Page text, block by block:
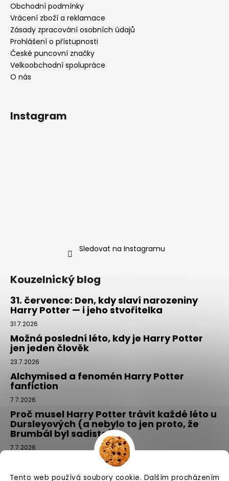
Tento web používá soubory cookie. Dalším procházením
Obchodní podmínky
Vrácení zboží a reklamace
Zásady zpracování osobních údajů
Prohlášení o přístupnosti
České puncovní značky
Velkoobchodní spolupráce
O nás
Instagram
Sledovat na Instagramu
Kouzelnický blog
31. července: Den, kdy slaví narozeniny
Harry Potter — i jeho stvořitelka
31.7.2026
Možná poslední léto, kdy je Harry Potter
jen jeden člověk
23.7.2026
Alchymised a fenomén Harry Potter
fanfiction
7.7.2026
Proč musel Harry Potter trávit každé léto u
Dursleyových (a nebylo to jen proto, že
Brumbál byl sadista)
7.7.2026
Tajemný balíček z Příčné ulice: kouzlo,
které si vyberete tím, že si ho NEvyberete